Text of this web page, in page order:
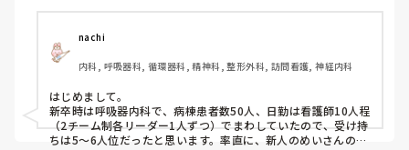
▪️検査出し1人
▪️清潔ケア2～5人
▪️食事介助1～2人
他、ルート交換、採血、心電図、処置介助、家族対応などな
どイレギュラーで入ります。
とある一日の仕事ですが、だいたいいつもこんな感じです。
まだ3ヶ月なので、ひとつのことにいちいち時間がかかる
nachi
内科, 呼吸器科, 循環器科, 精神科, 整形外科, 訪問看護, 神経内科
はじめまして。
新卒時は呼吸器内科で、病棟患者数50人、日勤は看護師10人程
（2チーム制各リーダー1人ずつ）でまわしていたので、受け持
ちは5〜6人位だったと思います。率直に、新人のめいさんの業